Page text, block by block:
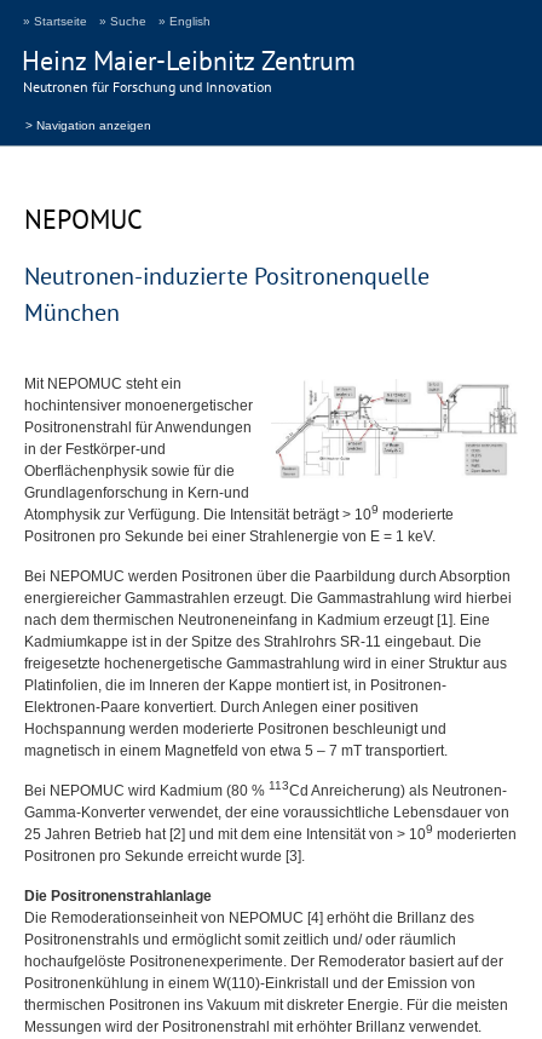
Heinz Maier-Leibnitz Zentrum
Neutronen für Forschung und Innovation
» Startseite » Suche » English
> Navigation anzeigen
NEPOMUC
Neutronen-induzierte Positronenquelle
München
Mit NEPOMUC steht ein
hochintensiver monoenergetischer
Positronenstrahl für Anwendungen
in der Festkörper-und
Oberflächenphysik sowie für die
Grundlagenforschung in Kern-und
Atomphysik zur Verfügung. Die Intensität beträgt > 109 moderierte
Positronen pro Sekunde bei einer Strahlenergie von E = 1 keV.
Bei NEPOMUC werden Positronen über die Paarbildung durch Absorption
energiereicher Gammastrahlen erzeugt. Die Gammastrahlung wird hierbei
nach dem thermischen Neutroneneinfang in Kadmium erzeugt [1]. Eine
Kadmiumkappe ist in der Spitze des Strahlrohrs SR-11 eingebaut. Die
freigesetzte hochenergetische Gammastrahlung wird in einer Struktur aus
Platinfolien, die im Inneren der Kappe montiert ist, in Positronen-
Elektronen-Paare konvertiert. Durch Anlegen einer positiven
Hochspannung werden moderierte Positronen beschleunigt und
magnetisch in einem Magnetfeld von etwa 5 – 7 mT transportiert.
Bei NEPOMUC wird Kadmium (80 % 113Cd Anreicherung) als Neutronen-
Gamma-Konverter verwendet, der eine voraussichtliche Lebensdauer von
25 Jahren Betrieb hat [2] und mit dem eine Intensität von > 109 moderierten
Positronen pro Sekunde erreicht wurde [3].
Die Positronenstrahlanlage
Die Remoderationseinheit von NEPOMUC [4] erhöht die Brillanz des
Positronenstrahls und ermöglicht somit zeitlich und/ oder räumlich
hochaufgelöste Positronenexperimente. Der Remoderator basiert auf der
Positronenkühlung in einem W(110)-Einkristall und der Emission von
thermischen Positronen ins Vakuum mit diskreter Energie. Für die meisten
Messungen wird der Positronenstrahl mit erhöhter Brillanz verwendet.